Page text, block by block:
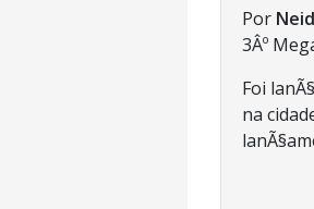
Por
3Âº
Foi
na